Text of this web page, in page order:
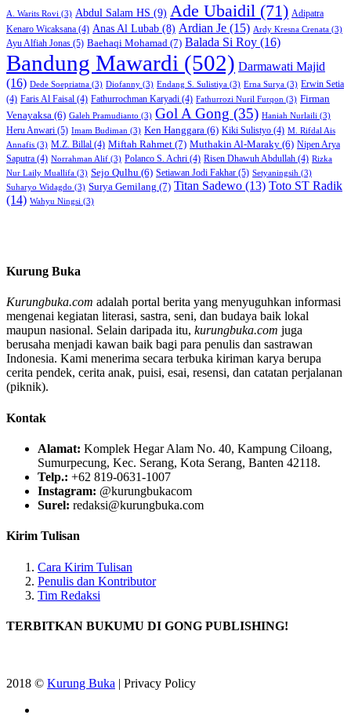
A. Warits Rovi (3) Abdul Salam HS (9) Ade Ubaidil (71) Adipatra
Kenaro Wicaksana (4) Anas Al Lubab (8) Ardian Je (15) Ardy Kresna Crenata (3)
Ayu Alfiah Jonas (5) Baehaqi Mohamad (7) Balada Si Roy (16)
Bandung Mawardi (502) Darmawati Majid
(16) Dede Soepriatna (3) Diofanny (3) Endang S. Sulistiya (3) Erna Surya (3) Erwin Setia
(4) Faris Al Faisal (4) Fathurrochman Karyadi (4) Fathurrozi Nuril Furqon (3) Firman
Venayaksa (6) Galeh Pramudianto (3) Gol A Gong (35) Haniah Nurlaili (3)
Heru Anwari (5) Imam Budiman (3) Ken Hanggara (6) Kiki Sulistyo (4) M. Rifdal Ais
Annafis (3) M.Z. Billal (4) Miftah Rahmet (7) Muthakin Al-Maraky (6) Nipen Arya
Saputra (4) Norrahman Alif (3) Polanco S. Achri (4) Risen Dhawuh Abdullah (4) Rizka
Nur Laily Muallifa (3) Sejo Qulhu (6) Setiawan Jodi Fakhar (5) Setyaningsih (3)
Suharyo Widagdo (3) Surya Gemilang (7) Titan Sadewo (13) Toto ST Radik
(14) Wahyu Ningsi (3)
Kurung Buka
Kurungbuka.com adalah portal berita yang menyuguhkan informasi
mengenai kegiatan literasi, sastra, seni, dan budaya baik lokal
maupun nasional. Selain daripada itu, kurungbuka.com juga
berusaha menjadi kawan baik bagi para penulis dan sastrawan
Indonesia. Kami menerima secara terbuka kiriman karya berupa
cerita pendek, cerita anak, puisi, esai, resensi, dan catatan perjalanan
(piknik).
Kontak
Alamat: Komplek Hegar Alam No. 40, Kampung Ciloang,
Sumurpecung, Kec. Serang, Kota Serang, Banten 42118.
Telp.: +62 819-0631-1007
Instagram: @kurungbukacom
Surel: redaksi@kurungbuka.com
Kirim Tulisan
Cara Kirim Tulisan
Penulis dan Kontributor
Tim Redaksi
TERBITKAN BUKUMU DI GONG PUBLISHING!
2018 © Kurung Buka | Privacy Policy